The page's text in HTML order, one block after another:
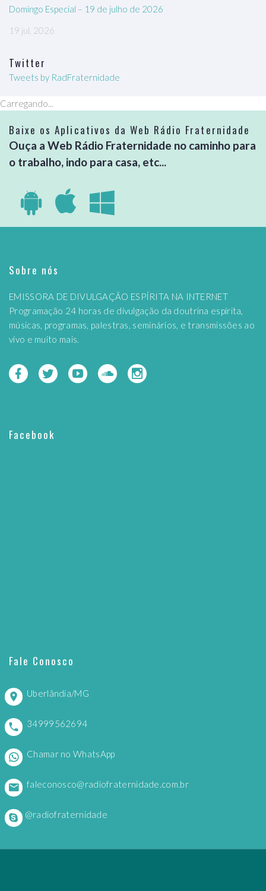
Domingo Especial – 19 de julho de 2026
19 jul, 2026
Twitter
Tweets by RadFraternidade
Carregando...
Baixe os Aplicativos da Web Rádio Fraternidade
Ouça a Web Rádio Fraternidade no caminho para
o trabalho, indo para casa, etc...
Sobre nós
EMISSORA DE DIVULGAÇÃO ESPÍRITA NA INTERNET
Programação 24 horas de divulgação da doutrina espírita,
músicas, programas, palestras, seminários, e transmissões ao
vivo e muito mais.
Facebook
Fale Conosco
Uberlândia/MG
34999562694
Chamar no WhatsApp
faleconosco@radiofraternidade.com.br
@radiofraternidade